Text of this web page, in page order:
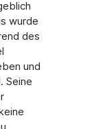
wurde
des
und
Seine